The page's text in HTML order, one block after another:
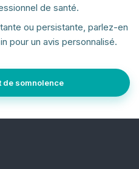
de santé.
ou persistante, parlez-en
pour un avis personnalisé.
de somnolence